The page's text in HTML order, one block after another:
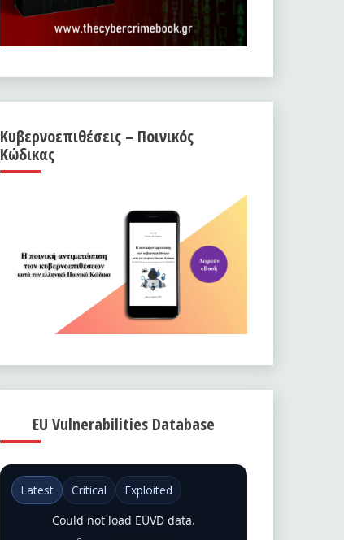
Κυβερνοεπιθέσεις – Ποινικός
Κώδικας
EU Vulnerabilities Database
Latest Critical
Exploited
Could not load EUVD data.